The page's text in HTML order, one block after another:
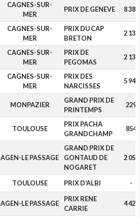
CAGNES-SUR-
MER
PRIX DE GENEVE 8 385
CAGNES-SUR-
MER
PRIX DU CAP
BRETON
2 134
CAGNES-SUR-
MER
PRIX DE
PEGOMAS
2 134
CAGNES-SUR-
MER
PRIX DES
NARCISSES
5 946
MONPAZIER
GRAND PRIX DE
PRINTEMPS
229
TOULOUSE
PRIX PACHA
GRANDCHAMP
854
AGEN-LE PASSAGE
GRAND PRIX DE
GONTAUD DE
NOGARET
2 058
TOULOUSE PRIX D'ALBI -
AGEN-LE PASSAGE
PRIX RENE
CARRIE
4 421